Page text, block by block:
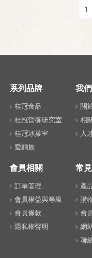
系列品牌
桂冠食品
桂冠營養研究室
桂冠冰菓室
愛麵族
我
關
相
人
會員相關
訂單管理
會員權益與等級
會員條款
隱私權聲明
常
產
購
會
網
聯